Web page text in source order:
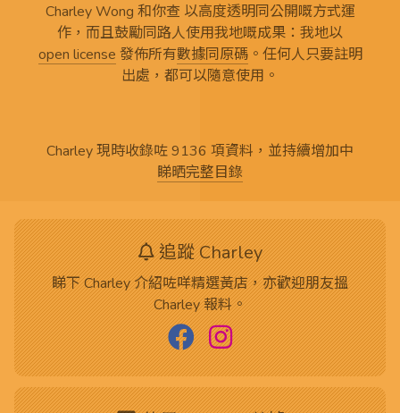
Charley Wong 和你查 以高度透明同公開嘅方式運
作，而且鼓勵同路人使用我地嘅成果：我地以
open license 發佈所有數據同原碼。任何人只要註明
出處，都可以隨意使用。
Charley 現時收錄咗 9136 項資料，並持續增加中
睇晒完整目錄
追蹤 Charley
睇下 Charley 介紹咗咩精選黃店，亦歡迎朋友搵
Charley 報料。